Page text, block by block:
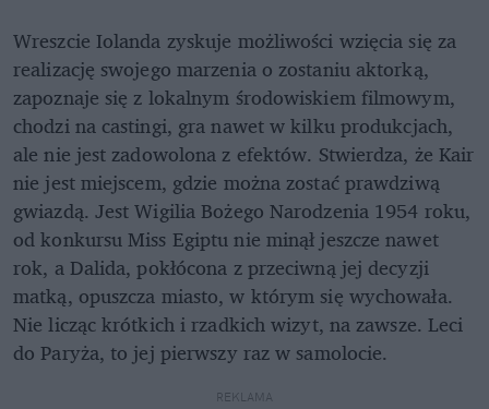
Wreszcie Iolanda zyskuje możliwości wzięcia się za
realizację swojego marzenia o zostaniu aktorką,
zapoznaje się z lokalnym środowiskiem filmowym,
chodzi na castingi, gra nawet w kilku produkcjach,
ale nie jest zadowolona z efektów. Stwierdza, że Kair
nie jest miejscem, gdzie można zostać prawdziwą
gwiazdą. Jest Wigilia Bożego Narodzenia 1954 roku,
od konkursu Miss Egiptu nie minął jeszcze nawet
rok, a Dalida, pokłócona z przeciwną jej decyzji
matką, opuszcza miasto, w którym się wychowała.
Nie licząc krótkich i rzadkich wizyt, na zawsze. Leci
do Paryża, to jej pierwszy raz w samolocie.
REKLAMA